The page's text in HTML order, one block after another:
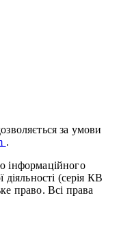
за умови
.
інформаційного
діяльності (серія КВ
право. Всі права